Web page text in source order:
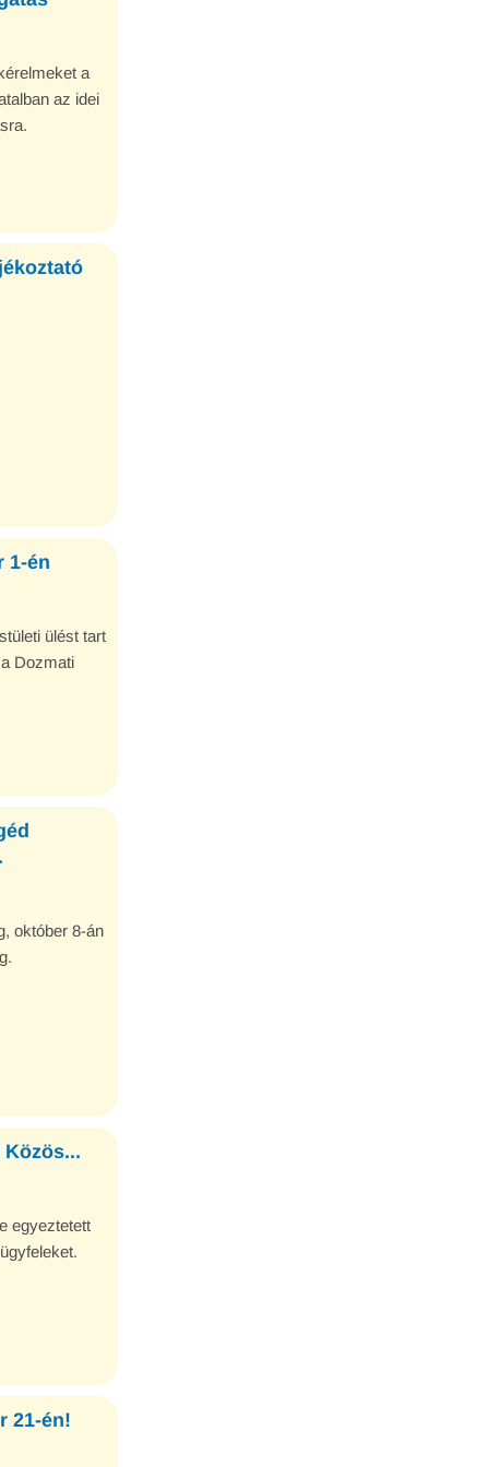
a
az idei
1-én
ülést tart
Dozmati
október 8-án
egyeztetett
21-én!